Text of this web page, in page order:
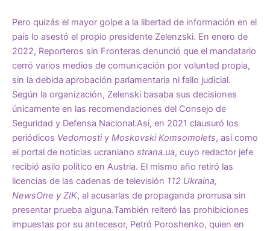
Pero quizás el mayor golpe a la libertad de información en el
país lo asestó el propio presidente Zelenzski. En enero de
2022, Reporteros sin Fronteras denunció que el mandatario
cerró varios medios de comunicación por voluntad propia,
sin la debida aprobación parlamentaria ni fallo judicial.
Según la organización, Zelenski basaba sus decisiones
únicamente en las recomendaciones del Consejo de
Seguridad y Defensa Nacional.Así, en 2021 clausuró los
periódicos Vedomostiy Moskovski Komsomolets, así como
el portal de noticias ucraniano strana.ua, cuyo redactor jefe
recibió asilo político en Austria. El mismo año retiró las
licencias de las cadenas de televisión 112 Ukraina,
NewsOne y ZIK, al acusarlas de propaganda prorrusa sin
presentar prueba alguna.También reiteró las prohibiciones
impuestas por su antecesor, Petró Poroshenko, quien en